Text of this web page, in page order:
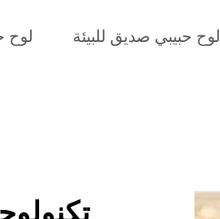
لوح حبيبي صديق للبيئة لوح